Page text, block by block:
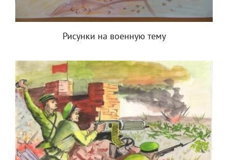
Рисунки на военную тему